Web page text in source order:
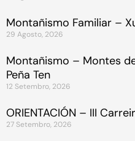
Montañismo Familiar –
29 Agosto, 2026
Montañismo – Montes
Peña Ten
12 Setembro, 2026
ORIENTACIÓN – III
27 Setembro, 2026